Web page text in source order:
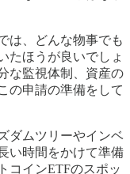
は、どんな物事でも
たほうが良いでしょ
な監視体制、資産の
の申請の準備をして
ダムツリーやインベ
い時間をかけて準備
コインETFのスポッ